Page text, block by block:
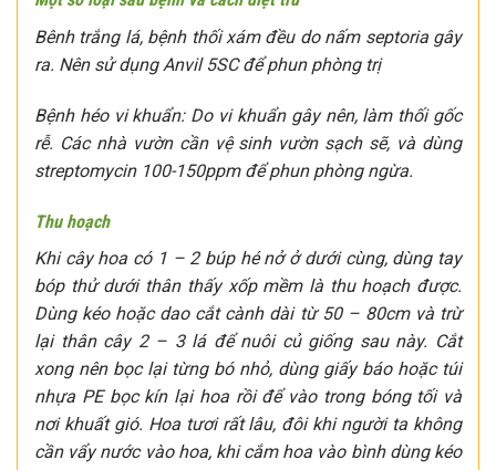
Bênh trắng lá, bệnh thối xám đều do nấm septoria gây
ra. Nên sử dụng Anvil 5SC để phun phòng trị
Bệnh héo vi khuẩn: Do vi khuẩn gây nên, làm thối gốc
rễ. Các nhà vườn cần vệ sinh vườn sạch sẽ, và dùng
streptomycin 100-150ppm để phun phòng ngừa.
Thu hoạch
Khi cây hoa có 1 – 2 búp hé nở ở dưới cùng, dùng tay
bóp thử dưới thân thấy xốp mềm là thu hoạch được.
Dùng kéo hoặc dao cắt cành dài từ 50 – 80cm và trừ
lại thân cây 2 – 3 lá để nuôi củ giống sau này. Cắt
xong nên bọc lại từng bó nhỏ, dùng giấy báo hoặc túi
nhựa PE bọc kín lại hoa rồi để vào trong bóng tối và
nơi khuất gió. Hoa tươi rất lâu, đôi khi người ta không
cần vẩy nước vào hoa, khi cắm hoa vào bình dùng kéo